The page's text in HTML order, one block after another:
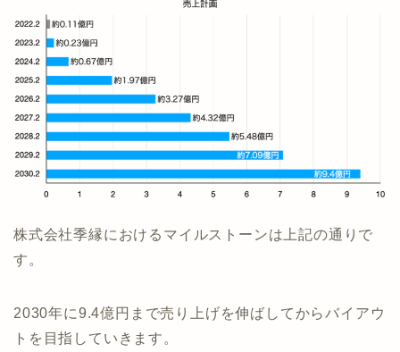
株式会社季縁におけるマイルストーンは上記の通りで
す。
2030年に9.4億円まで売り上げを伸ばしてからバイアウ
トを目指していきます。